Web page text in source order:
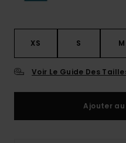
XS S M
Voir Le Guide Des
Ajouter